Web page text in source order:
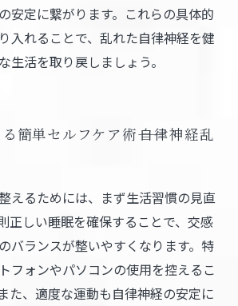
安定に繋がります。これらの具体的
入れることで、乱れた自律神経を健
生活を取り戻しましょう。
簡単セルフケア術――自律神経乱
えるためには、まず生活習慣の見直
正しい睡眠を確保することで、交感
バランスが整いやすくなります。特
フォンやパソコンの使用を控えるこ
た、適度な運動も自律神経の安定に